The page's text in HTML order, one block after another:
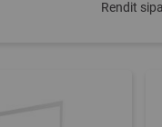
Rendit